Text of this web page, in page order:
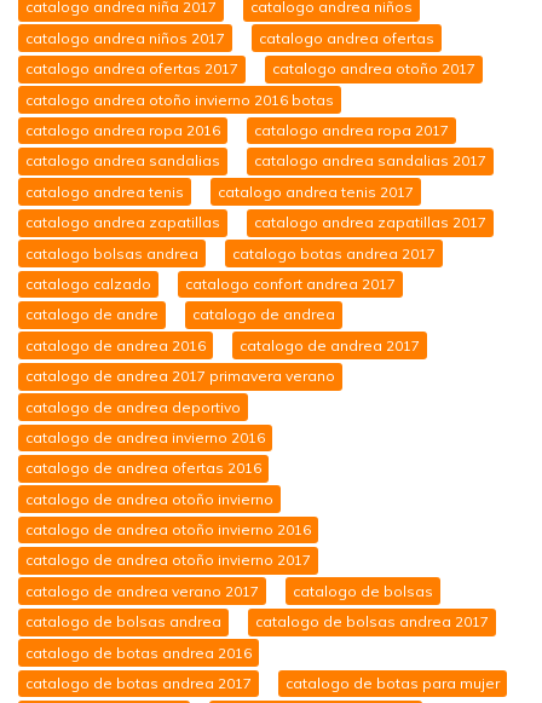
catalogo andrea niña 2017
catalogo andrea niños
catalogo andrea niños 2017
catalogo andrea ofertas
catalogo andrea ofertas 2017
catalogo andrea otoño 2017
catalogo andrea otoño invierno 2016 botas
catalogo andrea ropa 2016
catalogo andrea ropa 2017
catalogo andrea sandalias
catalogo andrea sandalias 2017
catalogo andrea tenis
catalogo andrea tenis 2017
catalogo andrea zapatillas
catalogo andrea zapatillas 2017
catalogo bolsas andrea
catalogo botas andrea 2017
catalogo calzado
catalogo confort andrea 2017
catalogo de andre
catalogo de andrea
catalogo de andrea 2016
catalogo de andrea 2017
catalogo de andrea 2017 primavera verano
catalogo de andrea deportivo
catalogo de andrea invierno 2016
catalogo de andrea ofertas 2016
catalogo de andrea otoño invierno
catalogo de andrea otoño invierno 2016
catalogo de andrea otoño invierno 2017
catalogo de andrea verano 2017
catalogo de bolsas
catalogo de bolsas andrea
catalogo de bolsas andrea 2017
catalogo de botas andrea 2016
catalogo de botas andrea 2017
catalogo de botas para mujer